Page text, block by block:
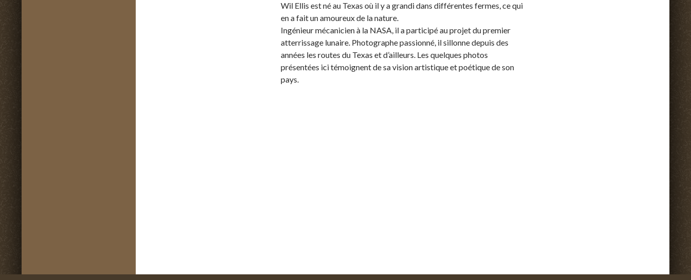
Wil Ellis est né au Texas où il y a grandi dans différentes fermes, ce qui
en a fait un amoureux de la nature.
Ingénieur mécanicien à la NASA, il a participé au projet du premier
atterrissage lunaire. Photographe passionné, il sillonne depuis des
années les routes du Texas et d’ailleurs. Les quelques photos
présentées ici témoignent de sa vision artistique et poétique de son
pays.